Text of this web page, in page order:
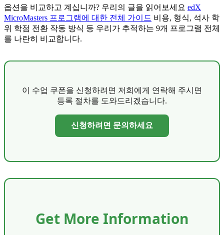
옵션을 비교하고 계십니까? 우리의 글을 읽어보세요 edX
MicroMasters 프로그램에 대한 전체 가이드 비용, 형식, 석사 학
위 학점 전환 작동 방식 등 우리가 추적하는 9개 프로그램 전체
를 나란히 비교합니다.
이 수업 쿠폰을 신청하려면 저희에게 연락해 주시면
등록 절차를 도와드리겠습니다.
신청하려면 문의하세요
Get More Information